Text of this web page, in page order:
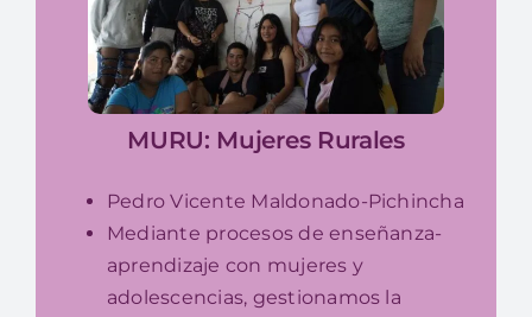
MURU: Mujeres Rurales
Pedro Vicente Maldonado-Pichincha
Mediante procesos de enseñanza-
aprendizaje con mujeres y
adolescencias, gestionamos la